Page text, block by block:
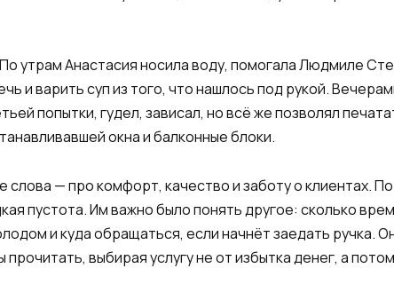
утрам Анастасия носила воду, помогала Людмиле
и варить суп из того, что нашлось под рукой.
попытки, гудел, зависал, но всё же позволял
окна и балконные блоки.
слова — про комфорт, качество и заботу о клиентах.
пустота. Им важно было понять другое: сколько
и куда обращаться, если начнёт заедать ручка.
выбирая услугу не от избытка денег, а